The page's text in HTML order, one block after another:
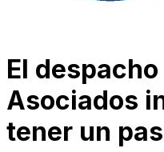
El
Asociados
tener un